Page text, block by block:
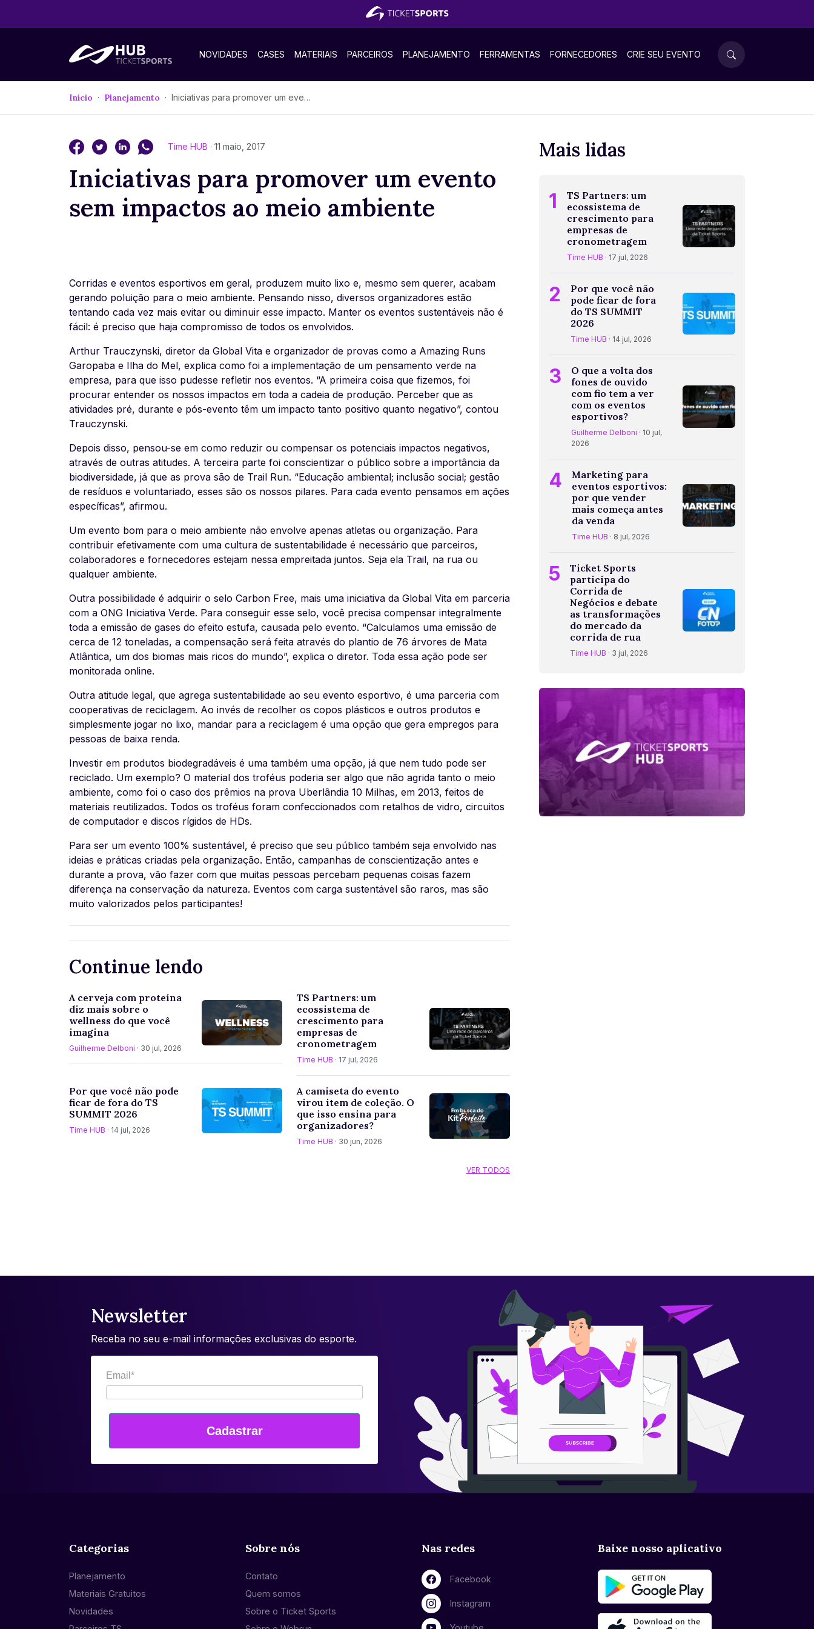
NOVIDADES CASES MATERIAIS PARCEIROS PLANEJAMENTO FERRAMENTAS FORNECEDORES CRIE SEU EVENTO
Início Planejamento Iniciativas para promover um evento sem impactos ao meio ambiente
Time HUB · 11 maio, 2017
Iniciativas para promover um evento
sem impactos ao meio ambiente
Corridas e eventos esportivos em geral, produzem muito lixo e, mesmo sem querer, acabam
gerando poluição para o meio ambiente. Pensando nisso, diversos organizadores estão
tentando cada vez mais evitar ou diminuir esse impacto. Manter os eventos sustentáveis não é
fácil: é preciso que haja compromisso de todos os envolvidos.
Arthur Trauczynski, diretor da Global Vita e organizador de provas como a Amazing Runs
Garopaba e Ilha do Mel, explica como foi a implementação de um pensamento verde na
empresa, para que isso pudesse refletir nos eventos. “A primeira coisa que fizemos, foi
procurar entender os nossos impactos em toda a cadeia de produção. Perceber que as
atividades pré, durante e pós-evento têm um impacto tanto positivo quanto negativo”, contou
Trauczynski.
Depois disso, pensou-se em como reduzir ou compensar os potenciais impactos negativos,
através de outras atitudes. A terceira parte foi conscientizar o público sobre a importância da
biodiversidade, já que as prova são de Trail Run. “Educação ambiental; inclusão social; gestão
de resíduos e voluntariado, esses são os nossos pilares. Para cada evento pensamos em ações
específicas”, afirmou.
Um evento bom para o meio ambiente não envolve apenas atletas ou organização. Para
contribuir efetivamente com uma cultura de sustentabilidade é necessário que parceiros,
colaboradores e fornecedores estejam nessa empreitada juntos. Seja ela Trail, na rua ou
qualquer ambiente.
Outra possibilidade é adquirir o selo Carbon Free, mais uma iniciativa da Global Vita em parceria
com a ONG Iniciativa Verde. Para conseguir esse selo, você precisa compensar integralmente
toda a emissão de gases do efeito estufa, causada pelo evento. “Calculamos uma emissão de
cerca de 12 toneladas, a compensação será feita através do plantio de 76 árvores de Mata
Atlântica, um dos biomas mais ricos do mundo”, explica o diretor. Toda essa ação pode ser
monitorada online.
Outra atitude legal, que agrega sustentabilidade ao seu evento esportivo, é uma parceria com
cooperativas de reciclagem. Ao invés de recolher os copos plásticos e outros produtos e
simplesmente jogar no lixo, mandar para a reciclagem é uma opção que gera empregos para
pessoas de baixa renda.
Investir em produtos biodegradáveis é uma também uma opção, já que nem tudo pode ser
reciclado. Um exemplo? O material dos troféus poderia ser algo que não agrida tanto o meio
ambiente, como foi o caso dos prêmios na prova Uberlândia 10 Milhas, em 2013, feitos de
materiais reutilizados. Todos os troféus foram confeccionados com retalhos de vidro, circuitos
de computador e discos rígidos de HDs.
Para ser um evento 100% sustentável, é preciso que seu público também seja envolvido nas
ideias e práticas criadas pela organização. Então, campanhas de conscientização antes e
durante a prova, vão fazer com que muitas pessoas percebam pequenas coisas fazem
diferença na conservação da natureza. Eventos com carga sustentável são raros, mas são
muito valorizados pelos participantes!
Continue lendo
A cerveja com proteína
diz mais sobre o
wellness do que você
imagina
Guilherme Delboni · 30 jul, 2026
TS Partners: um
ecossistema de
crescimento para
empresas de
cronometragem
Time HUB · 17 jul, 2026
Por que você não pode
ficar de fora do TS
SUMMIT 2026
Time HUB · 14 jul, 2026
A camiseta do evento
virou item de coleção. O
que isso ensina para
organizadores?
Time HUB · 30 jun, 2026
VER TODOS
Mais lidas
1
TS Partners: um
ecossistema de
crescimento para
empresas de
cronometragem
Time HUB · 17 jul, 2026
2
Por que você não
pode ficar de fora
do TS SUMMIT
2026
Time HUB · 14 jul, 2026
3
O que a volta dos
fones de ouvido
com fio tem a ver
com os eventos
esportivos?
Guilherme Delboni · 10 jul,
2026
4
Marketing para
eventos esportivos:
por que vender
mais começa antes
da venda
Time HUB · 8 jul, 2026
5
Ticket Sports
participa do
Corrida de
Negócios e debate
as transformações
do mercado da
corrida de rua
Time HUB · 3 jul, 2026
Newsletter
Receba no seu e-mail informações exclusivas do esporte.
Email*
Cadastrar
Categorias
Planejamento
Materiais Gratuitos
Novidades
Sobre nós
Contato
Quem somos
Sobre o Ticket Sports
Nas redes
Facebook
Instagram
Baixe nosso aplicativo